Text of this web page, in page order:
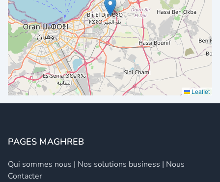
Leaflet
PAGES MAGHREB
Qui sommes nous | Nos solutions business | Nous
Contacter